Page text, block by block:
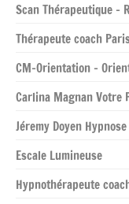
Scan Thérapeutique –
Thérapeute coach
CM-Orientation –
Carlina Magnan Votre
Jéremy Doyen
Escale Lumineuse
Hypnothérapeute